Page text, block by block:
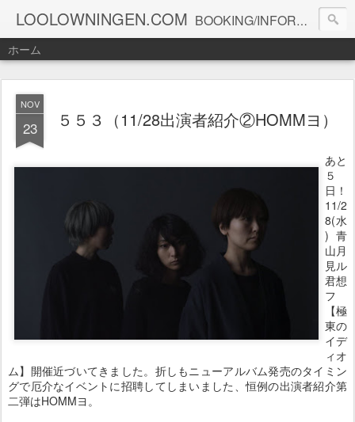
LOOLOWNINGEN.COM BOOKING/INFORMATION info@loolowningen.com
ホーム
NOV
23 ５５３（11/28出演者紹介②HOMMヨ）
あと
５
日！
11/2
8(水
)青
山月
見ル
君想
フ
【極
東の
イデ
ィオ
ム】開催近づいてきました。折しもニューアルバム発売のタイミン
グで厄介なイベントに招聘してしまいました、恒例の出演者紹介第
二弾はHOMMヨ。